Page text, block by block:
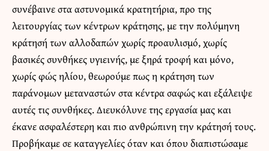
συνέβαινε στα αστυνομικά κρατητήρια, προ της
λειτουργίας των κέντρων κράτησης, με την πολύμηνη
κράτησή των αλλοδαπών χωρίς προαυλισμό, χωρίς
βασικές συνθήκες υγιεινής, με ξηρά τροφή και μόνο,
χωρίς φώς ηλίου, θεωρούμε πως η κράτηση των
παράνομων μεταναστών στα κέντρα σαφώς και εξάλειψε
αυτές τις συνθήκες. Διευκόλυνε της εργασία μας και
έκανε ασφαλέστερη και πιο ανθρώπινη την κράτησή τους.
Προβήκαμε σε καταγγελίες όταν και όπου διαπιστώσαμε